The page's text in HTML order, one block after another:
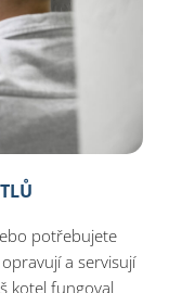
potřebujete
a servisují
kotel fungoval